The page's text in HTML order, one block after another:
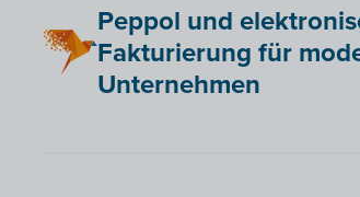
Peppol und
Fakturierung für
Unternehmen